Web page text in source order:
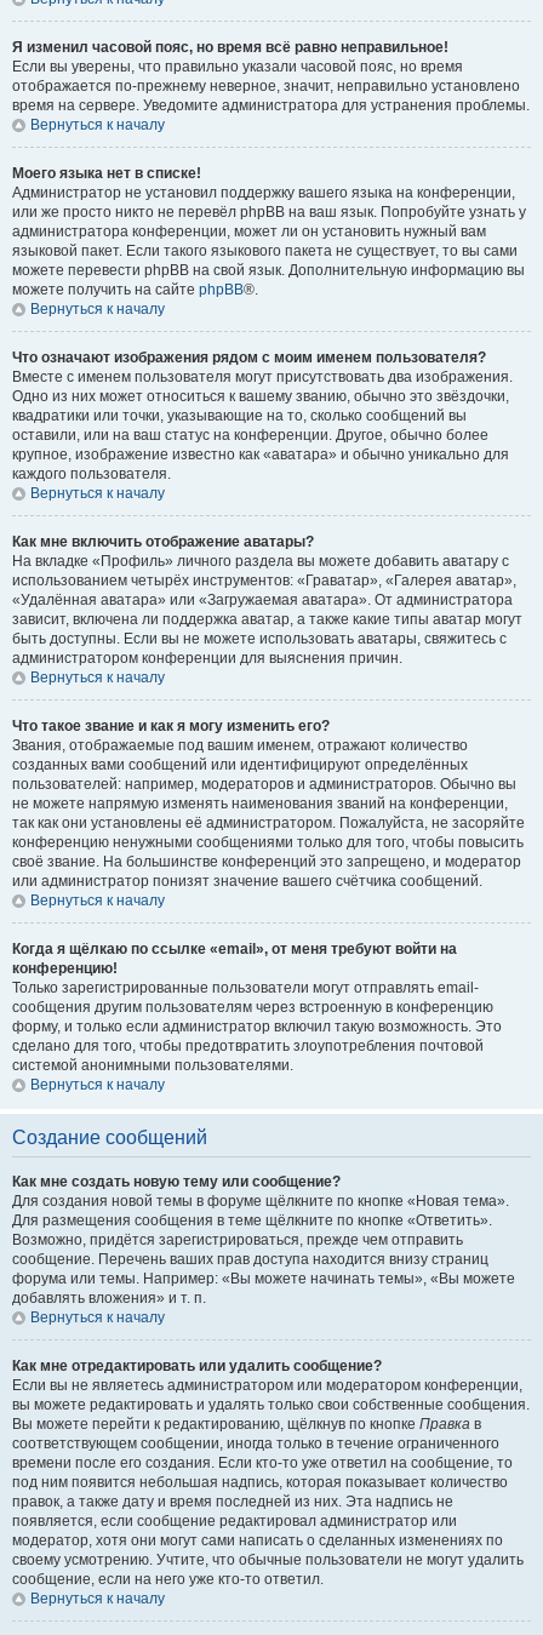
Я изменил часовой пояс, но время всё равно неправильное!
Если вы уверены, что правильно указали часовой пояс, но время
отображается по-прежнему неверное, значит, неправильно установлено
время на сервере. Уведомите администратора для устранения проблемы.
Вернуться к началу
Моего языка нет в списке!
Администратор не установил поддержку вашего языка на конференции,
или же просто никто не перевёл phpBB на ваш язык. Попробуйте узнать у
администратора конференции, может ли он установить нужный вам
языковой пакет. Если такого языкового пакета не существует, то вы сами
можете перевести phpBB на свой язык. Дополнительную информацию вы
можете получить на сайте phpBB®.
Вернуться к началу
Что означают изображения рядом с моим именем пользователя?
Вместе с именем пользователя могут присутствовать два изображения.
Одно из них может относиться к вашему званию, обычно это звёздочки,
квадратики или точки, указывающие на то, сколько сообщений вы
оставили, или на ваш статус на конференции. Другое, обычно более
крупное, изображение известно как «аватара» и обычно уникально для
каждого пользователя.
Вернуться к началу
Как мне включить отображение аватары?
На вкладке «Профиль» личного раздела вы можете добавить аватару с
использованием четырёх инструментов: «Граватар», «Галерея аватар»,
«Удалённая аватара» или «Загружаемая аватара». От администратора
зависит, включена ли поддержка аватар, а также какие типы аватар могут
быть доступны. Если вы не можете использовать аватары, свяжитесь с
администратором конференции для выяснения причин.
Вернуться к началу
Что такое звание и как я могу изменить его?
Звания, отображаемые под вашим именем, отражают количество
созданных вами сообщений или идентифицируют определённых
пользователей: например, модераторов и администраторов. Обычно вы
не можете напрямую изменять наименования званий на конференции,
так как они установлены её администратором. Пожалуйста, не засоряйте
конференцию ненужными сообщениями только для того, чтобы повысить
своё звание. На большинстве конференций это запрещено, и модератор
или администратор понизят значение вашего счётчика сообщений.
Вернуться к началу
Когда я щёлкаю по ссылке «email», от меня требуют войти на
конференцию!
Только зарегистрированные пользователи могут отправлять email-
сообщения другим пользователям через встроенную в конференцию
форму, и только если администратор включил такую возможность. Это
сделано для того, чтобы предотвратить злоупотребления почтовой
системой анонимными пользователями.
Вернуться к началу
Создание сообщений
Как мне создать новую тему или сообщение?
Для создания новой темы в форуме щёлкните по кнопке «Новая тема».
Для размещения сообщения в теме щёлкните по кнопке «Ответить».
Возможно, придётся зарегистрироваться, прежде чем отправить
сообщение. Перечень ваших прав доступа находится внизу страниц
форума или темы. Например: «Вы можете начинать темы», «Вы можете
добавлять вложения» и т. п.
Вернуться к началу
Как мне отредактировать или удалить сообщение?
Если вы не являетесь администратором или модератором конференции,
вы можете редактировать и удалять только свои собственные сообщения.
Вы можете перейти к редактированию, щёлкнув по кнопке Правка в
соответствующем сообщении, иногда только в течение ограниченного
времени после его создания. Если кто-то уже ответил на сообщение, то
под ним появится небольшая надпись, которая показывает количество
правок, а также дату и время последней из них. Эта надпись не
появляется, если сообщение редактировал администратор или
модератор, хотя они могут сами написать о сделанных изменениях по
своему усмотрению. Учтите, что обычные пользователи не могут удалить
сообщение, если на него уже кто-то ответил.
Вернуться к началу